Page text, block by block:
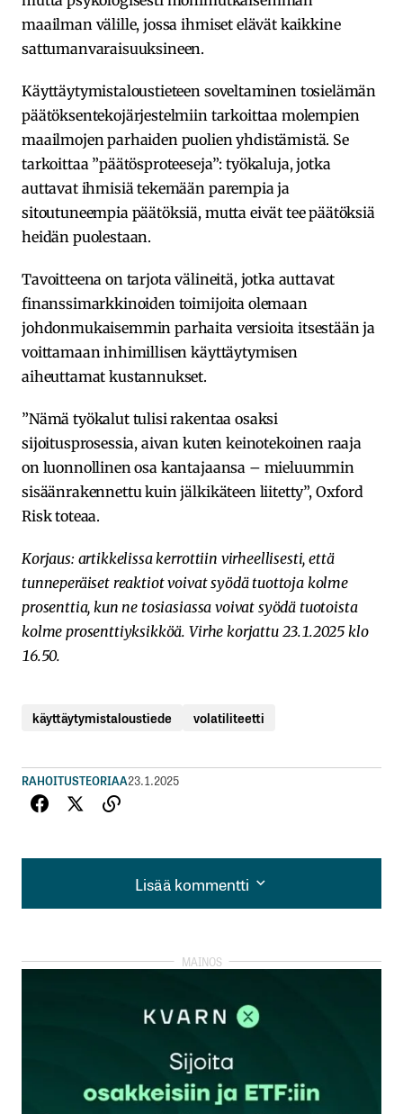
maailman välille, jossa ihmiset elävät kaikkine
sattumanvaraisuuksineen.
Käyttäytymistaloustieteen soveltaminen tosielämän
päätöksentekojärjestelmiin tarkoittaa molempien
maailmojen parhaiden puolien yhdistämistä. Se
tarkoittaa ”päätösproteeseja”: työkaluja, jotka
auttavat ihmisiä tekemään parempia ja
sitoutuneempia päätöksiä, mutta eivät tee päätöksiä
heidän puolestaan.
Tavoitteena on tarjota välineitä, jotka auttavat
finanssimarkkinoiden toimijoita olemaan
johdonmukaisemmin parhaita versioita itsestään ja
voittamaan inhimillisen käyttäytymisen
aiheuttamat kustannukset.
”Nämä työkalut tulisi rakentaa osaksi
sijoitusprosessia, aivan kuten keinotekoinen raaja
on luonnollinen osa kantajaansa – mieluummin
sisäänrakennettu kuin jälkikäteen liitetty”, Oxford
Risk toteaa.
Korjaus: artikkelissa kerrottiin virheellisesti, että
tunneperäiset reaktiot voivat syödä tuottoja kolme
prosenttia, kun ne tosiasiassa voivat syödä tuotoista
kolme prosenttiyksikköä. Virhe korjattu 23.1.2025 klo
16.50.
käyttäytymistaloustiede volatiliteetti
RAHOITUSTEORIAA23.1.2025
Lisää kommentti
Lisää kommentti
kirjautua
rekisteröityä